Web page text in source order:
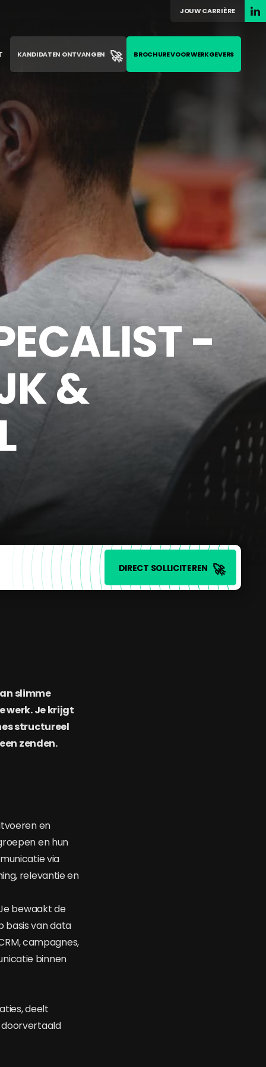
JOUW CARRIÈRE
KANDIDATEN ONTVANGEN 🚀 BROCHURE VOOR WERKGEVERS
-
&
DIRECT SOLLICITEREN 🚀
slimme
werk. Je krijgt
structureel
zenden.
en
en hun
via
relevantie en
bewaakt de
basis van data
campagnes,
binnen
deelt